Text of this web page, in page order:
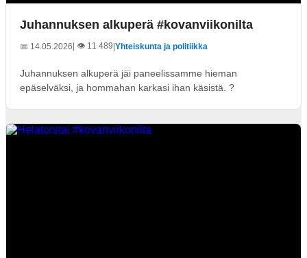
Juhannuksen alkuperä #kovanviikonilta
📅 14.05.2026| 👁️ 11 489 Yhteiskunta ja politiikka
Juhannuksen alkuperä jäi paneelissamme hieman
epäselväksi, ja hommahan karkasi ihan käsistä. ?